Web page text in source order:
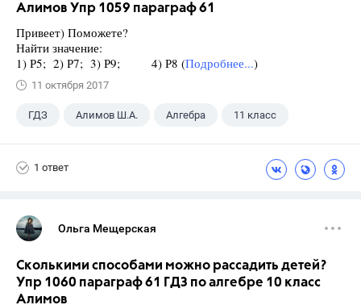
Алимов Упр 1059 параграф 61
Привеет) Поможете?
Найти значение:
1) Р5; 2) Р7; 3) Р9; 4) Р8 (Подробнее...)
11 октября 2017
ГДЗ Алимов Ш.А. Алгебра 11 класс
1 ответ
Ольга Мещерская
Сколькими способами можно рассадить детей?
Упр 1060 параграф 61 ГДЗ по алгебре 10 класс
Алимов